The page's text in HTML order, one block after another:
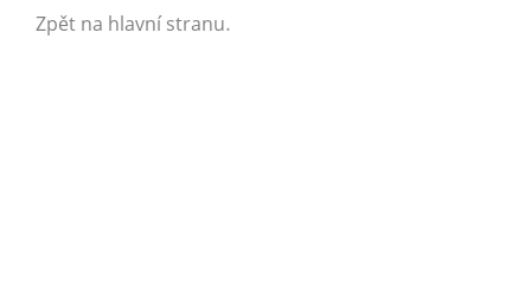
Zpět na hlavní stranu.